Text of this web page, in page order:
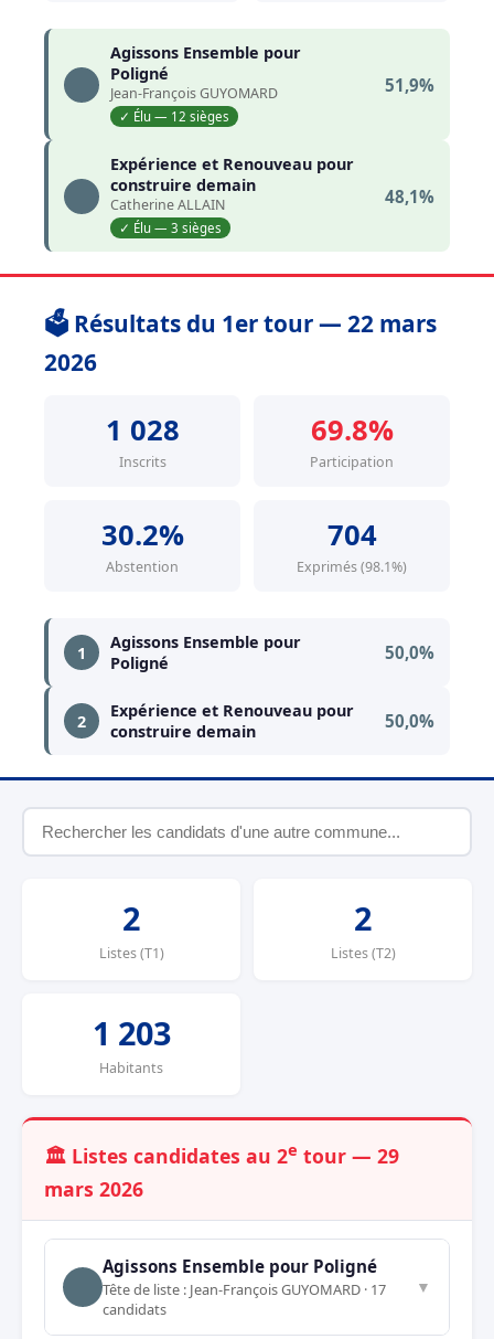
Agissons Ensemble pour
Poligné
Jean-François GUYOMARD
✓ Élu — 12 sièges
51,9%
Expérience et Renouveau pour
construire demain
Catherine ALLAIN
✓ Élu — 3 sièges
48,1%
🗳️ Résultats du 1er tour — 22 mars
2026
1 028
Inscrits
69.8%
Participation
30.2%
Abstention
704
Exprimés (98.1%)
1
Agissons Ensemble pour
Poligné
50,0%
2
Expérience et Renouveau pour
construire demain
50,0%
2
Listes (T1)
2
Listes (T2)
1 203
Habitants
🏛️ Listes candidates au 2e tour — 29
mars 2026
Agissons Ensemble pour Poligné
Tête de liste : Jean-François GUYOMARD · 17
candidats
▼